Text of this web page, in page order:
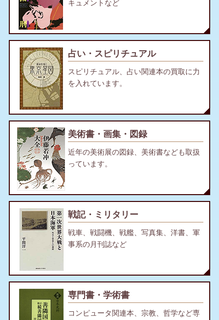
キュメントなど
占い・スピリチュアル
スピリチュアル、占い関連本の買取に力
を入れています。
美術書・画集・図録
近年の美術展の図録、美術書なども取扱
っています。
戦記・ミリタリー
戦車、戦闘機、戦艦、写真集、洋書、軍
事系の月刊誌など
専門書・学術書
コンピュータ関連本、宗教、哲学など専